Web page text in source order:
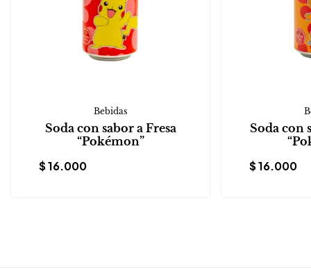
Bebidas
Soda con sabor a Fresa
“Pokémon”
$16.000
Soda con
$16.000